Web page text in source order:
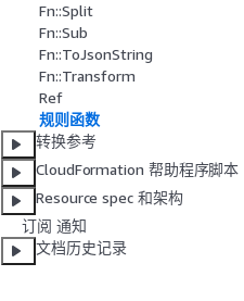
Fn::Split
Fn::Sub
Fn::ToJsonString
Fn::Transform
Ref
规则函数
转换参考
CloudFormation 帮助程序脚本
Resource spec 和架构
订阅 通知
文档历史记录